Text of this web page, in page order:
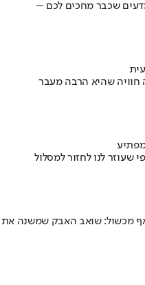
שכבר מחכים לכם –
חוויה שהיא הרבה מעבר
מפתיע
לנו לחזור למסלול
מכשול: שואב האבק שמשנה את